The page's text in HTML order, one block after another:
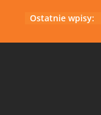
Ostatnie wpisy: